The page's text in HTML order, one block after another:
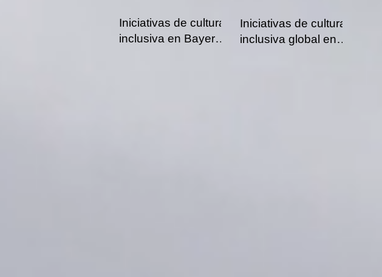
Iniciativas de cultura
inclusiva en Bayer
Iniciativas de cultura
inclusiva global en